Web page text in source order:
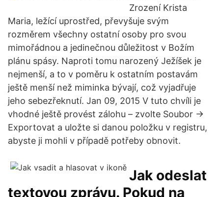
Zrození Krista
Maria, ležící uprostřed, převyšuje svým
rozměrem všechny ostatní osoby pro svou
mimořádnou a jedinečnou důležitost v Božím
plánu spásy. Naproti tomu narozený Ježíšek je
nejmenší, a to v poměru k ostatním postavám
ještě menší než miminka bývají, což vyjadřuje
jeho sebezřeknutí. Jan 09, 2015 V tuto chvíli je
vhodné ještě provést zálohu – zvolte Soubor →
Exportovat a uložte si danou položku v registru,
abyste ji mohli v případě potřeby obnovit.
Jak odeslat
textovou zprávu. Pokud na